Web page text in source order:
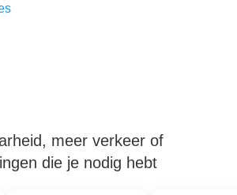
meer verkeer of
die je nodig hebt